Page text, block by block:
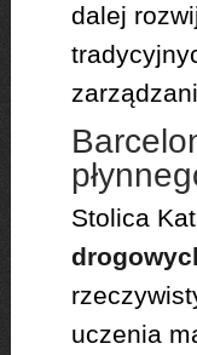
dalej
Stolica
uczenia